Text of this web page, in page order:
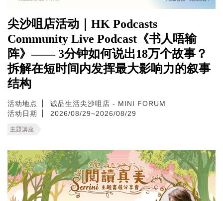
尖沙咀店活动｜HK Podcasts
Community Live Podcast《书人唔输
阵》—— 3分钟如何说出18万个故事？
拆解在短时间内发挥最大影响力的叙事
结构
活动地点
诚品生活尖沙咀店 - MINI FORUM
活动日期
2026/08/29~2026/08/29
主題講座